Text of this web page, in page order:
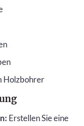
Holzbohrer
Erstellen Sie eine